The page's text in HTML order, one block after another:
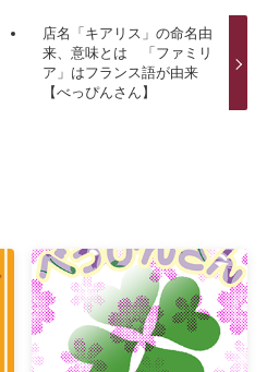
店名「キアリス」の命名由
来、意味とは 「ファミリ
ア」はフランス語が由来
【べっぴんさん】